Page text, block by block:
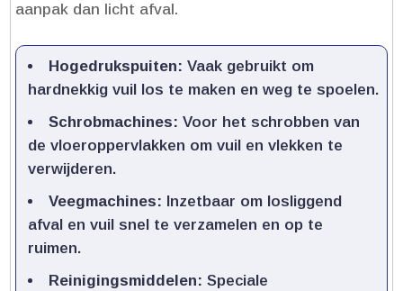
aanpak dan licht afval.​
Hogedrukspuiten: Vaak gebruikt om
hardnekkig vuil los te maken en weg te spoelen.​
Schrobmachines: Voor het schrobben van
de vloeroppervlakken om vuil en vlekken te
verwijderen.​
Veegmachines: Inzetbaar om losliggend
afval en vuil snel te verzamelen en op te
ruimen.​
Reinigingsmiddelen: Speciale